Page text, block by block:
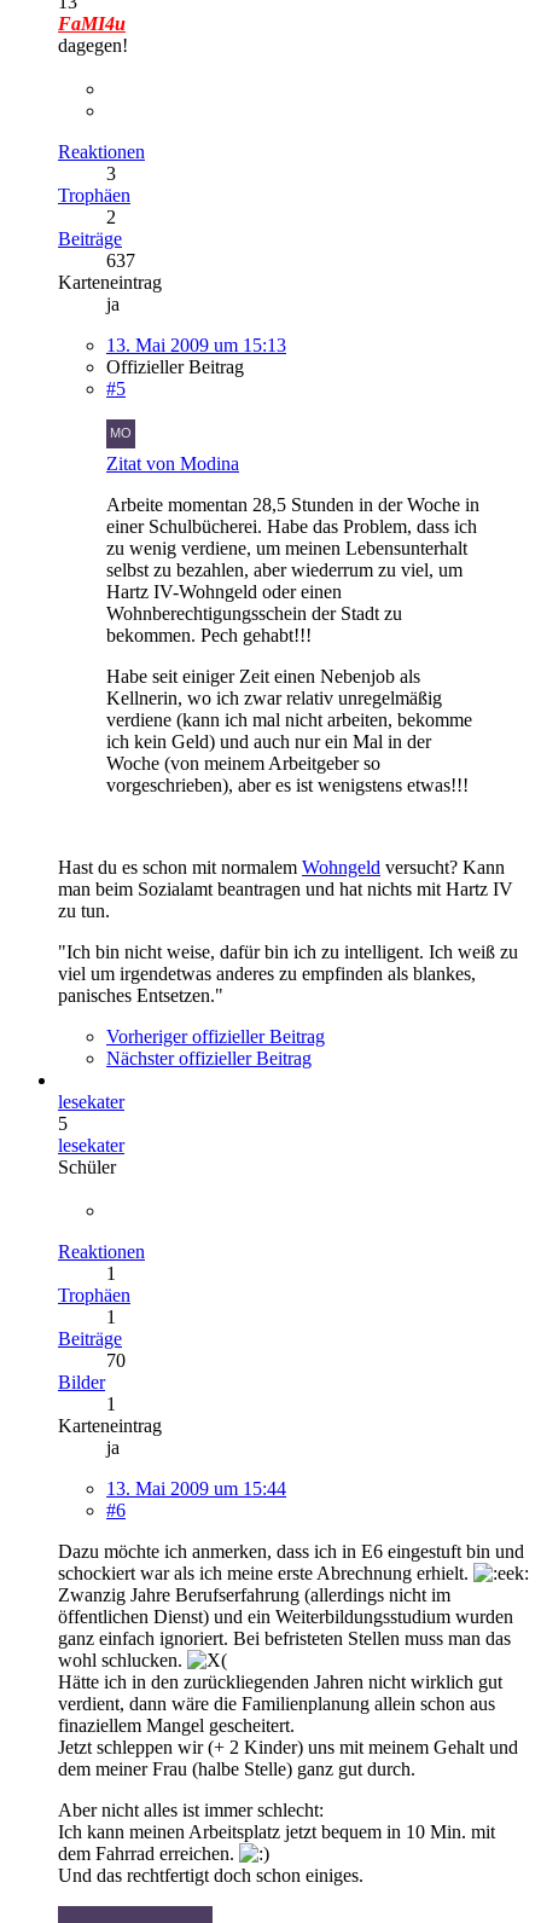
FaMI4u
dagegen!
Reaktionen
3
Trophäen
2
Beiträge
637
Karteneintrag
ja
13. Mai 2009 um 15:13
Offizieller Beitrag
#5
Zitat von Modina
Arbeite momentan 28,5 Stunden in der Woche in
einer Schulbücherei. Habe das Problem, dass ich
zu wenig verdiene, um meinen Lebensunterhalt
selbst zu bezahlen, aber wiederrum zu viel, um
Hartz IV-Wohngeld oder einen
Wohnberechtigungsschein der Stadt zu
bekommen. Pech gehabt!!!
Habe seit einiger Zeit einen Nebenjob als
Kellnerin, wo ich zwar relativ unregelmäßig
verdiene (kann ich mal nicht arbeiten, bekomme
ich kein Geld) und auch nur ein Mal in der
Woche (von meinem Arbeitgeber so
vorgeschrieben), aber es ist wenigstens etwas!!!
Hast du es schon mit normalem Wohngeld versucht? Kann
man beim Sozialamt beantragen und hat nichts mit Hartz IV
zu tun.
"Ich bin nicht weise, dafür bin ich zu intelligent. Ich weiß zu
viel um irgendetwas anderes zu empfinden als blankes,
panisches Entsetzen."
Vorheriger offizieller Beitrag
Nächster offizieller Beitrag
lesekater
5
lesekater
Schüler
Reaktionen
1
Trophäen
1
Beiträge
70
Bilder
1
Karteneintrag
ja
13. Mai 2009 um 15:44
#6
Dazu möchte ich anmerken, dass ich in E6 eingestuft bin und
schockiert war als ich meine erste Abrechnung erhielt.
Zwanzig Jahre Berufserfahrung (allerdings nicht im
öffentlichen Dienst) und ein Weiterbildungsstudium wurden
ganz einfach ignoriert. Bei befristeten Stellen muss man das
wohl schlucken.
Hätte ich in den zurückliegenden Jahren nicht wirklich gut
verdient, dann wäre die Familienplanung allein schon aus
finaziellem Mangel gescheitert.
Jetzt schleppen wir (+ 2 Kinder) uns mit meinem Gehalt und
dem meiner Frau (halbe Stelle) ganz gut durch.
Aber nicht alles ist immer schlecht:
Ich kann meinen Arbeitsplatz jetzt bequem in 10 Min. mit
dem Fahrrad erreichen.
Und das rechtfertigt doch schon einiges.